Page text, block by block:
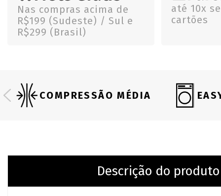
Nas compras acima de
R$199 (Sudeste) / Sul e
R$299 (Brasil)
até 10x
cartões
COMPRESSÃO MÉDIA
Descrição do produto